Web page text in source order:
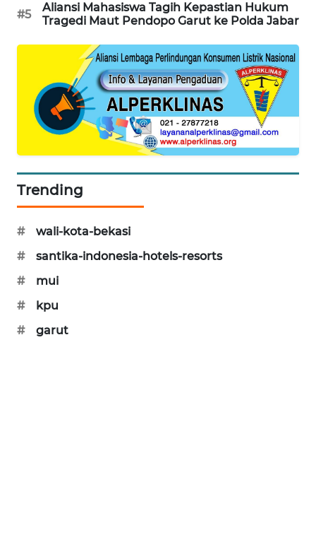
#5
Aliansi Mahasiswa Tagih Kepastian Hukum
Tragedi Maut Pendopo Garut ke Polda Jabar
Trending
#
wali-kota-bekasi
#
santika-indonesia-hotels-resorts
#
mui
#
kpu
#
garut